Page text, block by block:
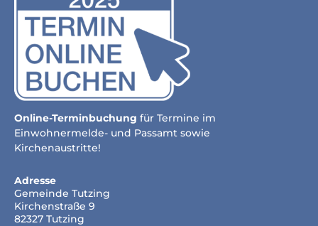
Online-Terminbuchung für Termine im
Einwohnermelde- und Passamt sowie
Kirchenaustritte!
Adresse
Gemeinde Tutzing
Kirchenstraße 9
82327 Tutzing